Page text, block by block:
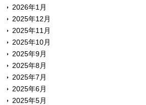
2026年1月
2025年12月
2025年11月
2025年10月
2025年9月
2025年8月
2025年7月
2025年6月
2025年5月